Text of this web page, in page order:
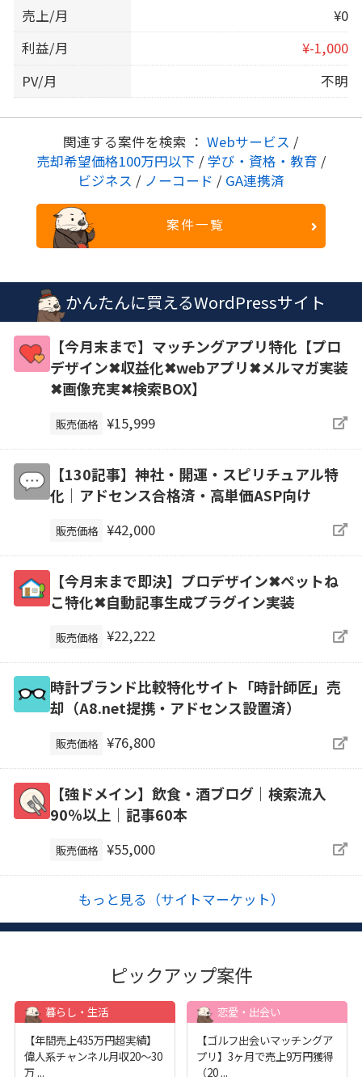
売上/月
¥0
利益/月
¥-1,000
PV/月
不明
関連する案件を検索 ： Webサービス /
売却希望価格100万円以下 / 学び・資格・教育 /
ビジネス / ノーコード / GA連携済
案件一覧
かんたんに買えるWordPressサイト
【今月末まで】マッチングアプリ特化【プロ
デザイン✖収益化✖webアプリ✖メルマガ実装
✖画像充実✖検索BOX】
販売価格 ¥15,999
【130記事】神社・開運・スピリチュアル特
化｜アドセンス合格済・高単価ASP向け
販売価格 ¥42,000
【今月末まで即決】プロデザイン✖ペットね
こ特化✖自動記事生成プラグイン実装
販売価格 ¥22,222
時計ブランド比較特化サイト「時計師匠」売
却（A8.net提携・アドセンス設置済）
販売価格 ¥76,800
【強ドメイン】飲食・酒ブログ｜検索流入
90％以上｜記事60本
販売価格 ¥55,000
もっと見る（サイトマーケット）
ピックアップ案件
暮らし・生活
【年間売上435万円超実績】
偉人系チャンネル月収20～30
万 ...
恋愛・出会い
【ゴルフ出会いマッチングア
プリ】3ヶ月で売上9万円獲得
（20 ...